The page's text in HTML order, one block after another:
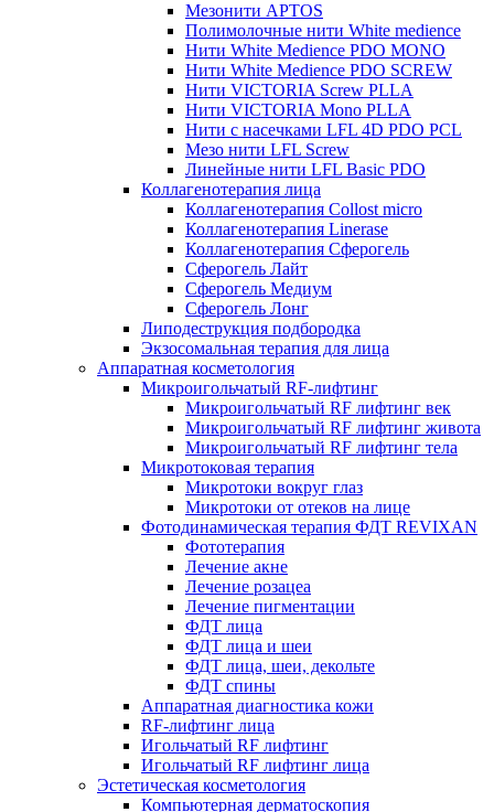
Мезонити APTOS
Полимолочные нити White medience
Нити White Medience PDO MONO
Нити White Medience PDO SCREW
Нити VICTORIA Screw PLLA
Нити VICTORIA Mono PLLA
Нити с насечками LFL 4D PDO PCL
Мезо нити LFL Screw
Линейные нити LFL Basic PDO
Коллагенотерапия лица
Коллагенотерапия Collost micro
Коллагенотерапия Linerase
Коллагенотерапия Сферогель
Сферогель Лайт
Сферогель Медиум
Сферогель Лонг
Липодеструкция подбородка
Экзосомальная терапия для лица
Аппаратная косметология
Микроигольчатый RF-лифтинг
Микроигольчатый RF лифтинг век
Микроигольчатый RF лифтинг живота
Микроигольчатый RF лифтинг тела
Микротоковая терапия
Микротоки вокруг глаз
Микротоки от отеков на лице
Фотодинамическая терапия ФДТ REVIXAN
Фототерапия
Лечение акне
Лечение розацеа
Лечение пигментации
ФДТ лица
ФДТ лица и шеи
ФДТ лица, шеи, декольте
ФДТ спины
Аппаратная диагностика кожи
RF-лифтинг лица
Игольчатый RF лифтинг
Игольчатый RF лифтинг лица
Эстетическая косметология
Компьютерная дерматоскопия